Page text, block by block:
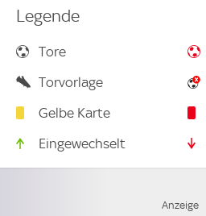
Legende
Tore
Torvorlage
Gelbe Karte
Eingewechselt